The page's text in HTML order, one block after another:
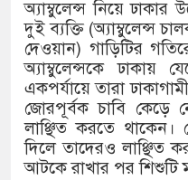
অ্যাম্বুলেন্স নিয়ে ঢাকার
দুই ব্যক্তি (অ্যাম্বুলেন্স
দেওয়ান) গাড়িটির
অ্যাম্বুলেন্সকে ঢাকায়
একপর্যায়ে তারা
জোরপূর্বক চাবি কেড়ে
লাঞ্ছিত করতে থাকেন।
দিলে তাদেরও লাঞ্ছিত
আটকে রাখার পর শিশুটি